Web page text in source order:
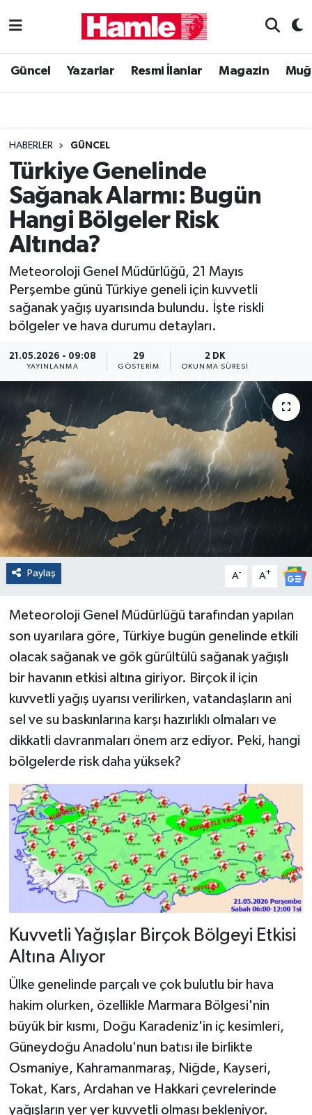
Güncel Yazarlar Resmi İlanlar Magazin
HABERLER GÜNCEL
Türkiye Genelinde
Sağanak Alarmı: Bugün
Hangi Bölgeler Risk
Altında?
Meteoroloji Genel Müdürlüğü, 21 Mayıs
Perşembe günü Türkiye geneli için kuvvetli
sağanak yağış uyarısında bulundu. İşte riskli
bölgeler ve hava durumu detayları.
21.05.2026 - 09:08
YAYINLANMA
29
GÖSTERIM
2 DK
OKUNMA SÜRESI
Paylaş A- A+
Meteoroloji Genel Müdürlüğü tarafından yapılan
son uyarılara göre, Türkiye bugün genelinde etkili
olacak sağanak ve gök gürültülü sağanak yağışlı
bir havanın etkisi altına giriyor. Birçok il için
kuvvetli yağış uyarısı verilirken, vatandaşların ani
sel ve su baskınlarına karşı hazırlıklı olmaları ve
dikkatli davranmaları önem arz ediyor. Peki, hangi
bölgelerde risk daha yüksek?
Kuvvetli Yağışlar Birçok Bölgeyi Etkisi
Altına Alıyor
Ülke genelinde parçalı ve çok bulutlu bir hava
hakim olurken, özellikle Marmara Bölgesi'nin
büyük bir kısmı, Doğu Karadeniz'in iç kesimleri,
Güneydoğu Anadolu'nun batısı ile birlikte
Osmaniye, Kahramanmaraş, Niğde, Kayseri,
Tokat, Kars, Ardahan ve Hakkari çevrelerinde
yağışların yer yer kuvvetli olması bekleniyor.
Güncel
Magazin
Muğla Haber
Siyaset
Muğla Nöbetçi Eczaneler
Muğla Trafik Yoğunluk Haritası
Süper Lig Puan Durumu ve Fikstür
Tüm Manşetler
Son Dakika Haberleri
Haber Arşivi